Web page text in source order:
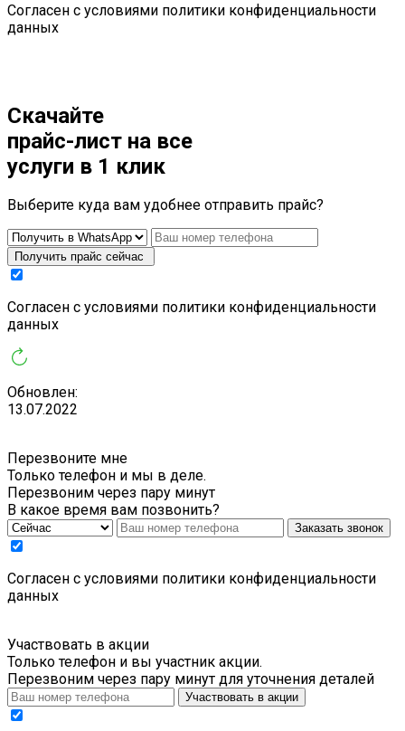
Cогласен с условиями политики конфиденциальности
данных
Скачайте
прайс-лист на все
услуги в 1 клик
Выберите куда вам удобнее отправить прайс?
Получить прайс сейчас
Cогласен с условиями политики конфиденциальности
данных
Обновлен:
13.07.2022
Перезвоните мне
Только телефон и мы в деле.
Перезвоним через пару минут
В какое время вам позвонить?
Заказать звонок
Cогласен с условиями политики конфиденциальности
данных
Участвовать в акции
Только телефон и вы участник акции.
Перезвоним через пару минут для уточнения деталей
Участвовать в акции